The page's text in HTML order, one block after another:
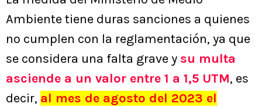
Ambiente tiene duras sanciones a quienes
no cumplen con la reglamentación, ya que
se considera una falta grave y su multa
asciende a un valor entre 1 a 1,5 UTM, es
decir, al mes de agosto del 2023 el